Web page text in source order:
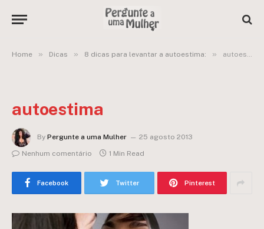
Home » Dicas » 8 dicas para levantar a autoestima: » autoestima
autoestima
By Pergunte a uma Mulher
25 agosto 2013
Nenhum comentário
1 Min Read
Facebook Twitter Pinterest